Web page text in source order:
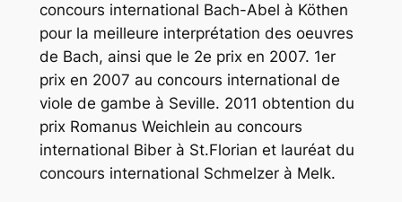
concours international Bach-Abel à Köthen
pour la meilleure interprétation des oeuvres
de Bach, ainsi que le 2e prix en 2007. 1er
prix en 2007 au concours international de
viole de gambe à Seville. 2011 obtention du
prix Romanus Weichlein au concours
international Biber à St.Florian et lauréat du
concours international Schmelzer à Melk.